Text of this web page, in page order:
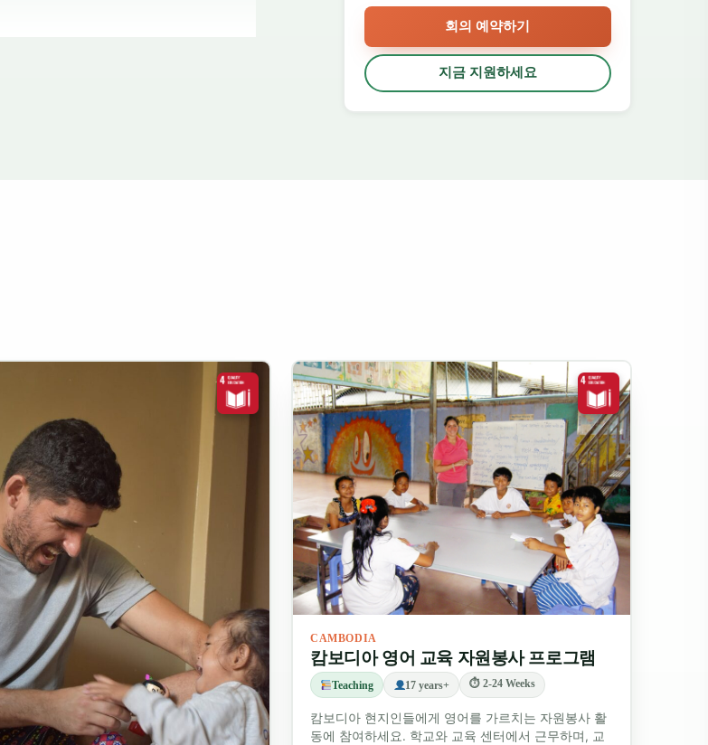
게 세계 개발과 분쟁 후 지역이 직
동 숙소에 머무릅니다. 경우에 따라
수 있습니다.
소, 그리고 아목과 록락 같은 현지 인
터 금요일까지 하루 4~6시간의 봉사
디아는 고대 유적과 수상 마을부터
사 활동을 넘어 이 매혹적인 나라가
회의 예약하기
지금 지원하세요
CAMBODIA
캄보디아 영어 교육 자원봉사 프로그램
Teaching 17 years+ ⏱ 2-24 Weeks
캄보디아 현지인들에게 영어를 가르치는 자원봉사 활
동에 참여하세요. 학교와 교육 센터에서 근무하며, 교